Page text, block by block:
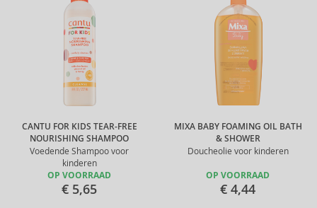
CANTU FOR KIDS TEAR-FREE
NOURISHING SHAMPOO
Voedende Shampoo voor
kinderen
OP VOORRAAD
€ 5,65
MIXA BABY FOAMING OIL BATH
& SHOWER
Doucheolie voor kinderen
OP VOORRAAD
€ 4,44